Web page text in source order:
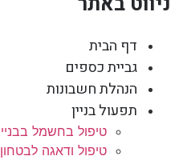
דף הבית
גביית כספים
הנהלת חשבונות
תפעול בניין
טיפול בחשמל
טיפול ודאגה לבטחון